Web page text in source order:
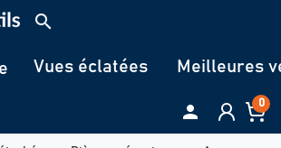
des cookies
search
Vues éclatées Meilleures
 0